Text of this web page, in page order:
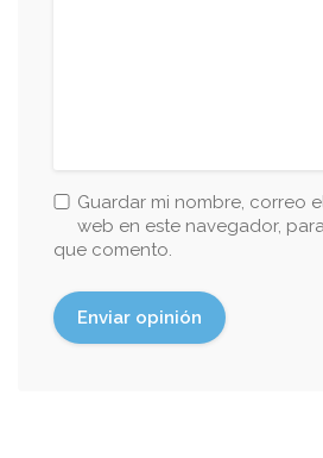
Guardar mi nombre, correo
web en este navegador,
que comento.